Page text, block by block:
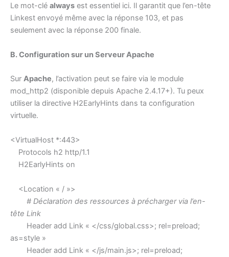
Le mot-clé always est essentiel ici. Il garantit que l’en-tête
Linkest envoyé même avec la réponse 103, et pas
seulement avec la réponse 200 finale.
B. Configuration sur un Serveur Apache
Sur Apache, l’activation peut se faire via le module
mod_http2 (disponible depuis Apache 2.4.17+). Tu peux
utiliser la directive H2EarlyHints dans ta configuration
virtuelle.
<VirtualHost *:443>
Protocols h2 http/1.1
H2EarlyHints on
<Location « / »>
# Déclaration des ressources à précharger via l’en-
tête Link
Header add Link « </css/global.css>; rel=preload;
as=style »
Header add Link « </js/main.js>; rel=preload;